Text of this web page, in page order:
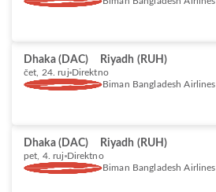
Dhaka (DAC) Riyadh (RUH)
čet, 24. ruj Direktno
Biman Bangladesh Airlines
Dhaka (DAC) Riyadh (RUH)
pet, 4. ruj Direktno
Biman Bangladesh Airlines